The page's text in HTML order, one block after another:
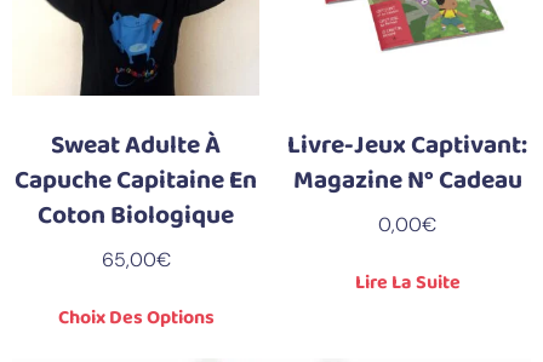
Sweat Adulte À
Capuche Capitaine En
Coton Biologique
65,00€
Choix Des Options
Livre-Jeux Captivant:
Magazine N° Cadeau
0,00€
Lire La Suite